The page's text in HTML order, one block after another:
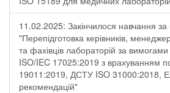
11.02.2025: Закінчилося навчання за
"Перепідготовка керівників,
та фахівців лабораторій за
ISO/IEC 17025:2019 з врахуванням
19011:2019, ДСТУ ISO 31000:2018,
рекомендацій"